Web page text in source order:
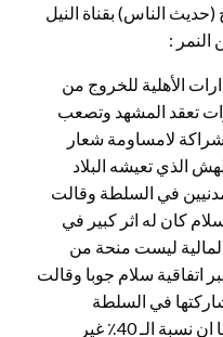
الناس) بقناة النيل
النمر :
الأهلية للخروج من
تعقد المشهد وتصعب
لامساومة شعار
الذي تعيشه البلاد
في السلطة وقالت
كان له اثر كبير في
ليست منحة من
اتفاقية سلام جوبا وقالت
في السلطة
والاحزاب السياسية ضعيفة موضحا ان نسبة الـ 40٪ غير